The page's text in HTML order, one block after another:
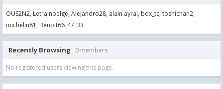
OUS2N2 Letrainbelge Alejandro28 alain ayral bdx_tc toshichan2
michelin81 Benoit66_47_33
Recently Browsing 0 members
No registered users viewing this page.